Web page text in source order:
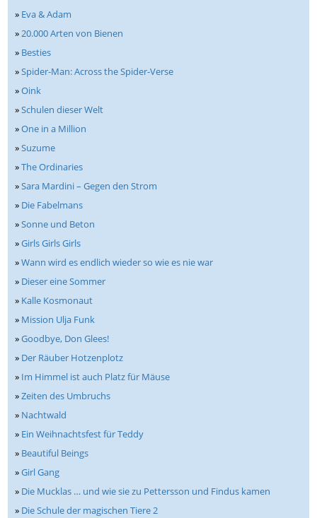
» Eva & Adam
»20.000 Arten von Bienen
» Besties
»Spider-Man: Across the Spider-Verse
»Oink
»Schulen dieser Welt
»One in a Million
»Suzume
»The Ordinaries
»Sara Mardini – Gegen den Strom
» Die Fabelmans
»Sonne und Beton
»Girls Girls Girls
»Wann wird es endlich wieder so wie es nie war
» Dieser eine Sommer
» Kalle Kosmonaut
» Mission Ulja Funk
»Goodbye, Don Glees!
» Der Räuber Hotzenplotz
» Im Himmel ist auch Platz für Mäuse
»Zeiten des Umbruchs
» Nachtwald
» Ein Weihnachtsfest für Teddy
» Beautiful Beings
»Girl Gang
» Die Mucklas … und wie sie zu Pettersson und Findus kamen
» Die Schule der magischen Tiere 2